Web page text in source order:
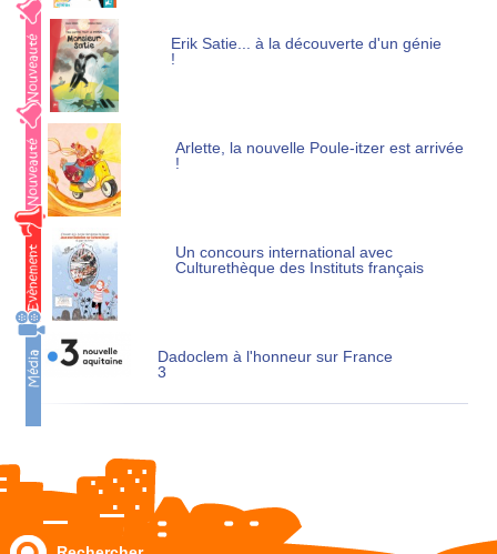
Erik Satie... à la découverte d'un génie
!
Arlette, la nouvelle Poule-itzer est arrivée
!
Un concours international avec
Culturethèque des Instituts français
Dadoclem à l'honneur sur France
3